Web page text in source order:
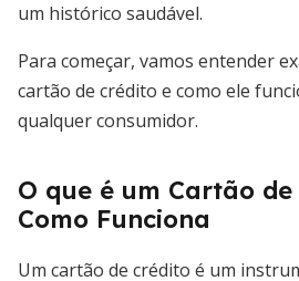
um histórico saudável.
Para começar, vamos entender
cartão de crédito e como ele
qualquer consumidor.
O que é um Cartão
Como Funciona
Um cartão de crédito é um